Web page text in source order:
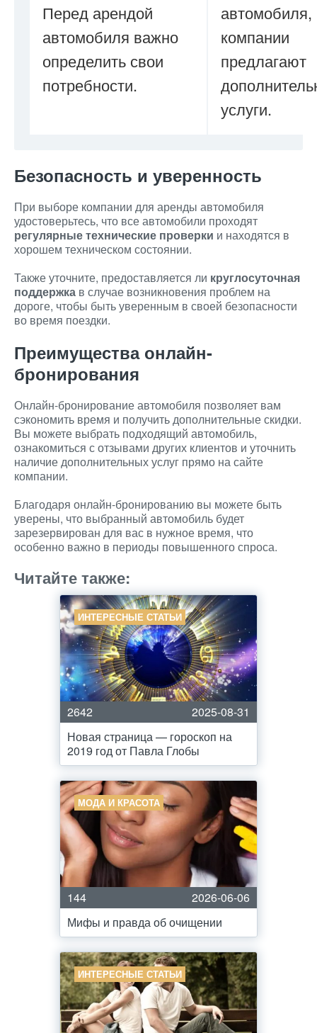
Перед арендой
автомобиля важно
определить свои
потребности.
автомобиля,
компании
предлагают
услуги.
Безопасность и уверенность
При выборе компании для аренды автомобиля
удостоверьтесь, что все автомобили проходят
регулярные технические проверки и находятся в
хорошем техническом состоянии.
Также уточните, предоставляется ли круглосуточная
поддержка в случае возникновения проблем на
дороге, чтобы быть уверенным в своей безопасности
во время поездки.
Преимущества онлайн-
бронирования
Онлайн-бронирование автомобиля позволяет вам
сэкономить время и получить дополнительные скидки.
Вы можете выбрать подходящий автомобиль,
ознакомиться с отзывами других клиентов и уточнить
наличие дополнительных услуг прямо на сайте
компании.
Благодаря онлайн-бронированию вы можете быть
уверены, что выбранный автомобиль будет
зарезервирован для вас в нужное время, что
особенно важно в периоды повышенного спроса.
Читайте также:
ИНТЕРЕСНЫЕ СТАТЬИ
2642
2025-08-31
Новая страница — гороскоп на
2019 год от Павла Глобы
МОДА И КРАСОТА
144
2026-06-06
Мифы и правда об очищении
ИНТЕРЕСНЫЕ СТАТЬИ